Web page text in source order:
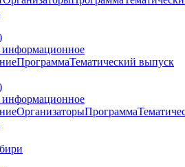
информационное
ПрограммаТематический выпуск
информационное
ОрганизаторыПрограмма